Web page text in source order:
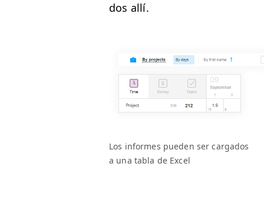
dos allí.
Los informes pueden ser car­ga­dos
a una tabla de Excel